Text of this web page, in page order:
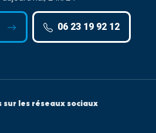
06 23 19 92 12
sur les réseaux sociaux